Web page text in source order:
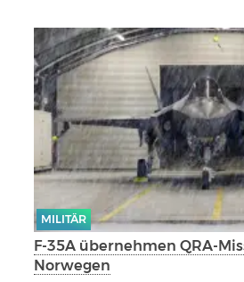
MILITÄR
F-35A übernehmen QRA-
Norwegen